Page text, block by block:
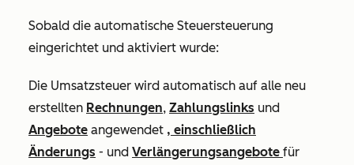
Sobald die automatische Steuersteuerung
eingerichtet und aktiviert wurde:
Die Umsatzsteuer wird automatisch auf alle neu
erstellten Rechnungen, Zahlungslinks und
Angebote angewendet , einschließlich
Änderungs - und Verlängerungsangebote für